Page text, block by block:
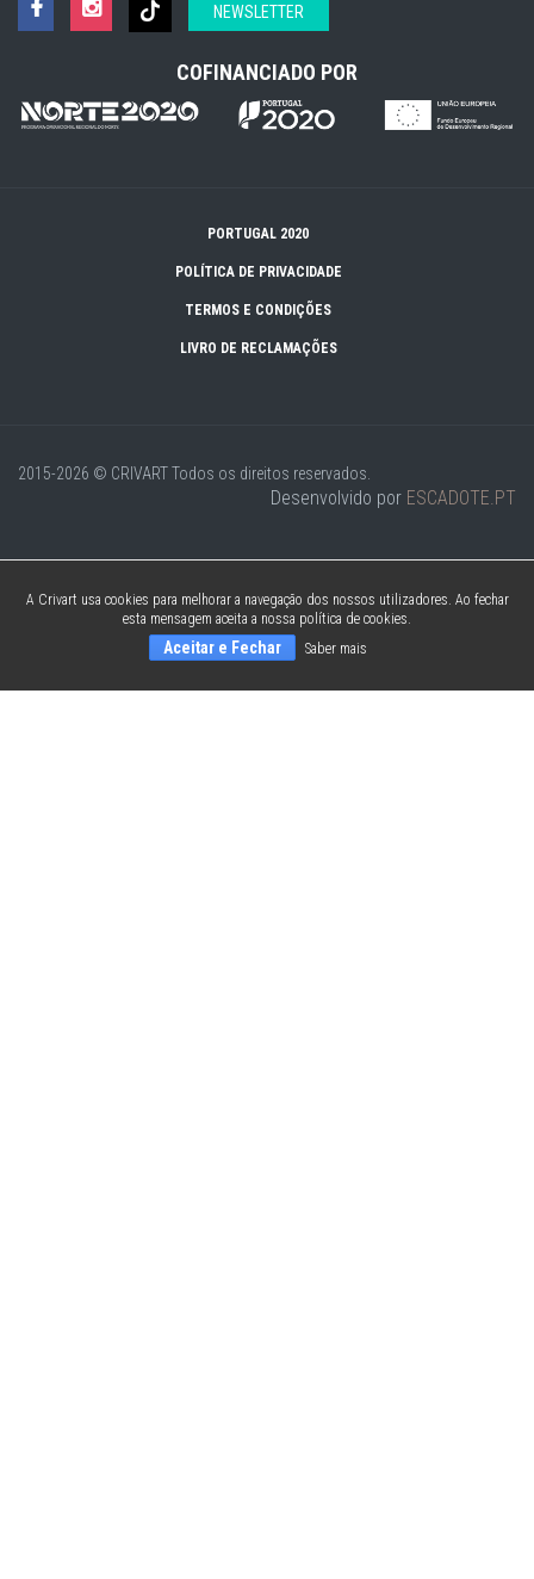
NEWSLETTER
COFINANCIADO POR
PORTUGAL 2020
POLÍTICA DE PRIVACIDADE
TERMOS E CONDIÇÕES
LIVRO DE RECLAMAÇÕES
2015-2026 © CRIVARTTodos os direitos reservados.
Desenvolvido por ESCADOTE.PT
A Crivart usa cookies para melhorar a navegação dos nossos utilizadores. Ao fechar
esta mensagem aceita a nossa política de cookies.
Aceitar e Fechar Saber mais